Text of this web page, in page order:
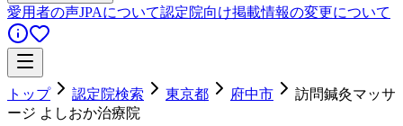
愛用者の声JPAについて認定院向け掲載情報の変更について
トップ 認定院検索 東京都 府中市
訪問鍼灸マッサ
ージ よしおか治療院